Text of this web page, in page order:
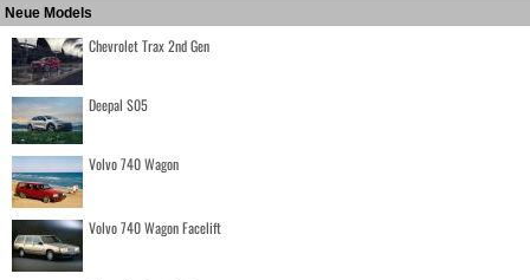
Neue Models
Chevrolet Trax 2nd Gen
Deepal S05
Volvo 740 Wagon
Volvo 740 Wagon Facelift